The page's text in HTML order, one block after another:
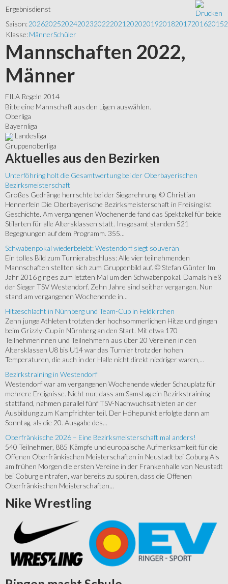
Ergebnisdienst
Saison:202620252024202320222021 202020192018201720162015
Klasse:MännerSchüler
Mannschaften 2022,
Männer
FILA Regeln 2014
Bitte eine Mannschaft aus den Ligen auswählen.
Oberliga
Bayernliga
Landesliga
Gruppenoberliga
Aktuelles aus den Bezirken
Unterföhring holt die Gesamtwertung bei der Oberbayerischen
Bezirksmeisterschaft
Großes Gedränge herrschte bei der Siegerehrung. © Christian
Hennerfein Die Oberbayerische Bezirksmeisterschaft in Freising ist
Geschichte. Am vergangenen Wochenende fand das Spektakel für beide
Stilarten für alle Altersklassen statt. Insgesamt standen 521
Begegnungen auf dem Programm. 355...
Schwabenpokal wiederbelebt: Westendorf siegt souverän
Ein tolles Bild zum Turnierabschluss: Alle vier teilnehmenden
Mannschaften stellten sich zum Gruppenbild auf. © Stefan Günter Im
Jahr 2016 ging es zum letzten Mal um den Schwabenpokal. Damals hieß
der Sieger TSV Westendorf. Zehn Jahre sind seither vergangen. Nun
stand am vergangenen Wochenende in...
Hitzeschlacht in Nürnberg und Team-Cup in Feldkirchen
Zehn junge Athleten trotzten der hochsommerlichen Hitze und gingen
beim Grizzly-Cup in Nürnberg an den Start. Mit etwa 170
Teilnehmerinnen und Teilnehmern aus über 20 Vereinen in den
Altersklassen U8 bis U14 war das Turnier trotz der hohen
Temperaturen, die auch in der Halle nicht direkt niedriger waren,...
Bezirkstraining in Westendorf
Westendorf war am vergangenen Wochenende wieder Schauplatz für
mehrere Ereignisse. Nicht nur, dass am Samstag ein Bezirkstraining
stattfand, nahmen parallel fünf TSV-Nachwuchsathleten an der
Ausbildung zum Kampfrichter teil. Der Höhepunkt erfolgte dann am
Sonntag, als die 20. Ausgabe des...
Oberfränkische 2026 – Eine Bezirksmeisterschaft mal anders!
540 Teilnehmer, 885 Kämpfe und europäische Aufmerksamkeit für die
Offenen Oberfränkischen Meisterschaften in Neustadt bei Coburg Als
am frühen Morgen die ersten Vereine in der Frankenhalle von Neustadt
bei Coburg eintrafen, war bereits zu spüren, dass die Offenen
Oberfränkischen Meisterschaften...
Nike Wrestling